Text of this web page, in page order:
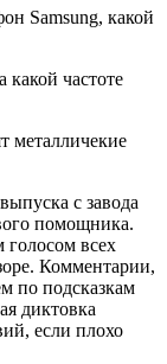
Samsung, какой
частоте
металличекие
с завода
помощника.
голосом всех
Комментарии,
по подсказкам
диктовка
если плохо